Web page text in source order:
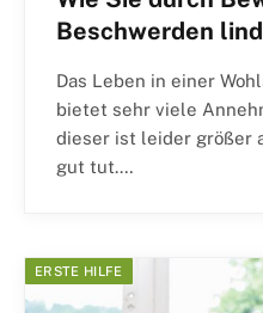
Beschwerden
Das Leben in einer
bietet sehr viele
dieser ist leider größer
gut tut.…
ERSTE HILFE